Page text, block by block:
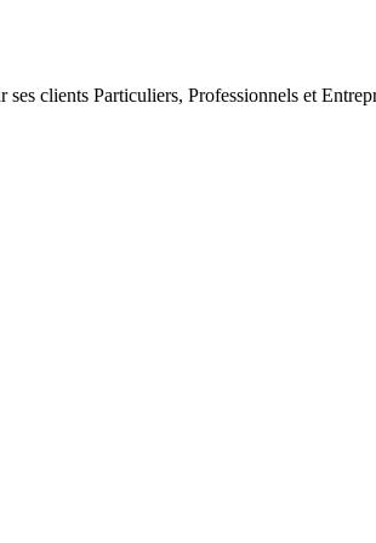
clients Particuliers, Professionnels et